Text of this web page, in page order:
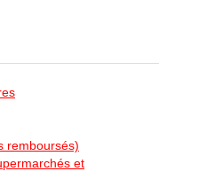
remboursés)
et